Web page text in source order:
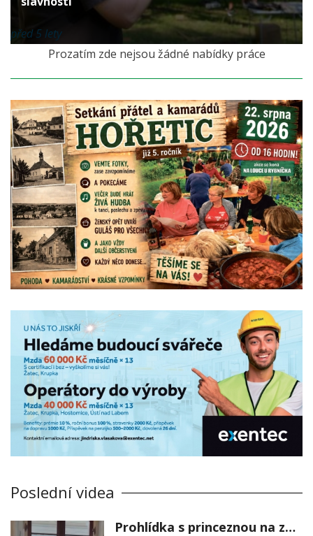
před 5 lety
Prozatím zde nejsou žádné nabídky práce
Poslední videa
Prohlídka s princeznou na zámku Stekník